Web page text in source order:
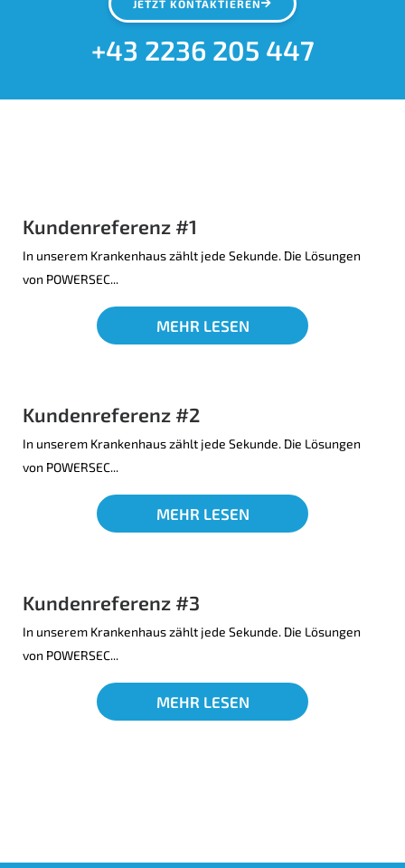
JETZT KONTAKTIEREN
+43 2236 205 447
Kundenreferenz #1
In unserem Krankenhaus zählt jede Sekunde. Die Lösungen
von POWERSEC...
MEHR LESEN
Kundenreferenz #2
In unserem Krankenhaus zählt jede Sekunde. Die Lösungen
von POWERSEC...
MEHR LESEN
Kundenreferenz #3
In unserem Krankenhaus zählt jede Sekunde. Die Lösungen
von POWERSEC...
MEHR LESEN